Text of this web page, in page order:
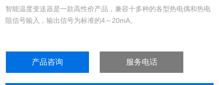
智能温度变送器是一款高性价产品，兼容十多种的各型热电偶和热电
阻信号输入，输出信号为标准的4～20mA。
产品咨询 服务电话